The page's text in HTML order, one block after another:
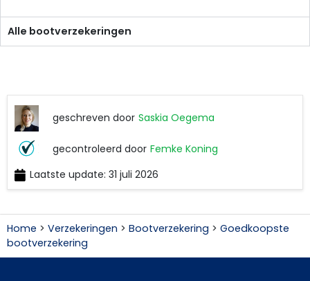
Alle bootverzekeringen
geschreven door Saskia Oegema
Saskia
gecontroleerd door Femke Koning
Koning
Laatste update: 31 juli 2026
Home > Verzekeringen > Bootverzekering > Goedkoopste
bootverzekering